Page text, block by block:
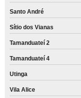
Santo André
Sítio dos Vianas
Tamanduateí 2
Tamanduateí 4
Utinga
Vila Alice